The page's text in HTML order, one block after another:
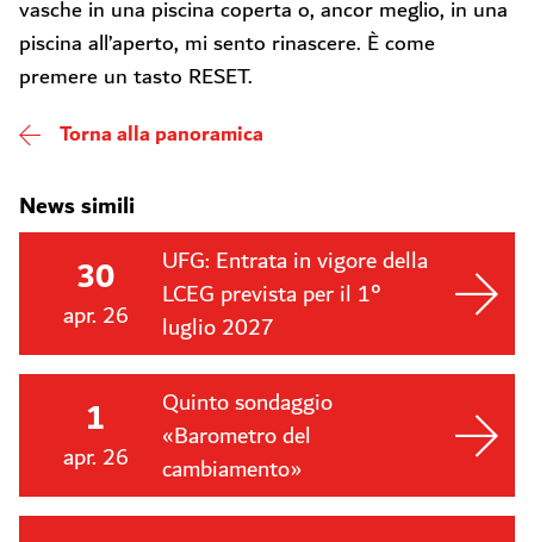
vasche in una piscina coperta o, ancor meglio, in una
piscina all’aperto, mi sento rinascere. È come
premere un tasto RESET.
Torna alla panoramica
News simili
30
apr. 26
UFG: Entrata in vigore della
LCEG prevista per il 1°
luglio 2027
1
apr. 26
Quinto sondaggio
«Barometro del
cambiamento»